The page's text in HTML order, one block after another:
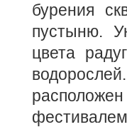
бурения
пустыню.
цвета